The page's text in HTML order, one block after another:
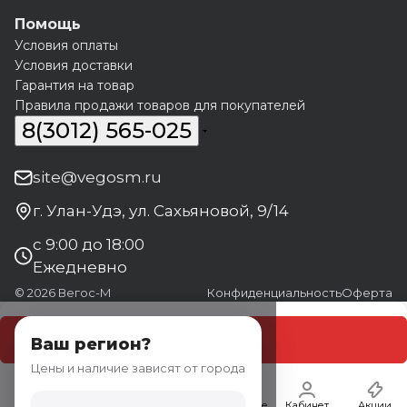
Помощь
Условия оплаты
Условия доставки
Гарантия на товар
Правила продажи товаров для покупателей
8(3012) 565-025
site@vegosm.ru
г. Улан-Удэ, ул. Сахьяновой, 9/14
с 9:00 до 18:00
Ежедневно
© 2026 Вегос-М КонфиденциальностьОферта
Ваш регион?
Цены и наличие зависят от города